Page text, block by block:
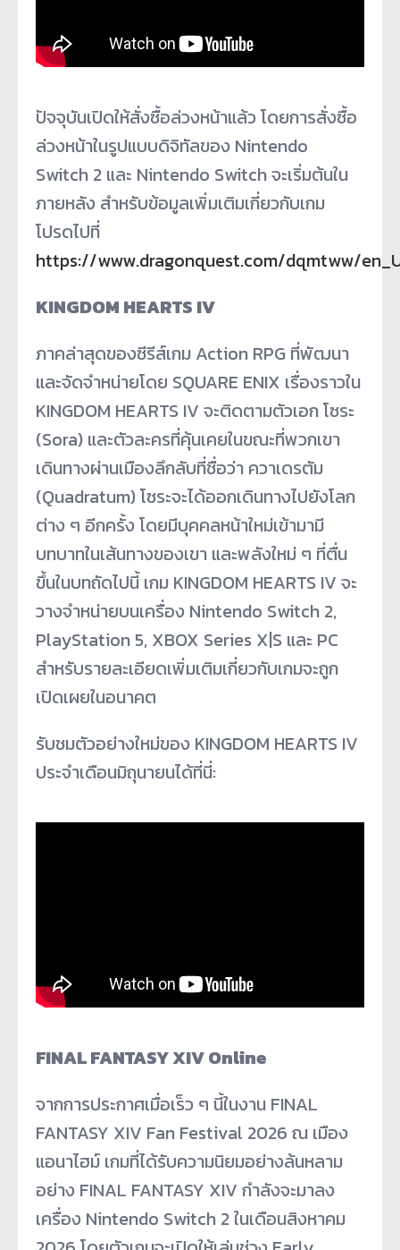
ปัจจุบันเปิดให้สั่งซื้อล่วงหน้าแล้ว โดยการสั่งซื้อ
ล่วงหน้าในรูปแบบดิจิทัลของ Nintendo
Switch 2 และ Nintendo Switch จะเริ่มต้นใน
ภายหลัง สำหรับข้อมูลเพิ่มเติมเกี่ยวกับเกม
โปรดไปที่
https://www.dragonquest.com/dqmtww/
KINGDOM HEARTS IV
ภาคล่าสุดของซีรีส์เกม Action RPG ที่พัฒนา
และจัดจำหน่ายโดย SQUARE ENIX เรื่องราวใน
KINGDOM HEARTS IV จะติดตามตัวเอก โซระ
(Sora) และตัวละครที่คุ้นเคยในขณะที่พวกเขา
เดินทางผ่านเมืองลึกลับที่ชื่อว่า ควาเดรตัม
(Quadratum) โซระจะได้ออกเดินทางไปยังโลก
ต่าง ๆ อีกครั้ง โดยมีบุคคลหน้าใหม่เข้ามามี
บทบาทในเส้นทางของเขา และพลังใหม่ ๆ ที่ตื่น
ขึ้นในบทถัดไปนี้ เกม KINGDOM HEARTS IV จะ
วางจำหน่ายบนเครื่อง Nintendo Switch 2,
PlayStation 5, XBOX Series X|S และ PC
สำหรับรายละเอียดเพิ่มเติมเกี่ยวกับเกมจะถูก
เปิดเผยในอนาคต
รับชมตัวอย่างใหม่ของ KINGDOM HEARTS IV
ประจำเดือนมิถุนายนได้ที่นี่:
FINAL FANTASY XIV Online
จากการประกาศเมื่อเร็ว ๆ นี้ในงาน FINAL
FANTASY XIV Fan Festival 2026 ณ เมือง
แอนาไฮม์ เกมที่ได้รับความนิยมอย่างล้นหลาม
อย่าง FINAL FANTASY XIV กำลังจะมาลง
เครื่อง Nintendo Switch 2 ในเดือนสิงหาคม